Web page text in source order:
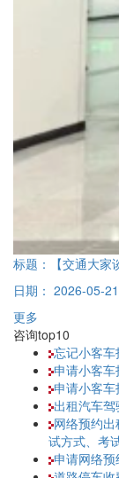
标题：
【交通大
日期： 2026-05-21
更多
咨询top10
忘记小客车
申请小客
申请小客车
出租汽车
网络预约
试方式、考
申请网络